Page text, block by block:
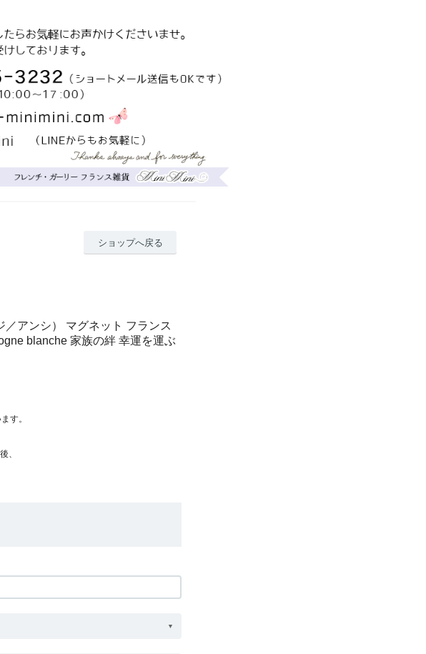
ショップへ戻る
／アンシ） マグネット フランス
blanche 家族の絆 幸運を運ぶ
す。
、